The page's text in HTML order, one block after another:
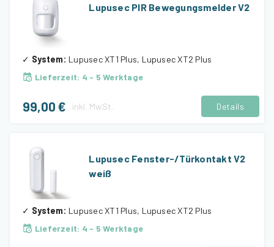
Lupusec PIR Bewegungsmelder V2
✓ System: Lupusec XT1 Plus, Lupusec XT2 Plus
Lieferzeit: 4 - 5 Werktage
99,00 € inkl. MwSt. Details
Lupusec Fenster-/Türkontakt V2
weiß
✓ System: Lupusec XT1 Plus, Lupusec XT2 Plus
Lieferzeit: 4 - 5 Werktage